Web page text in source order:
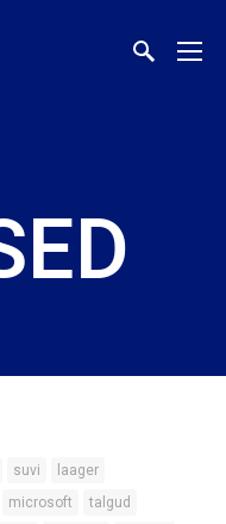
suvi
laager
microsoft
talgud